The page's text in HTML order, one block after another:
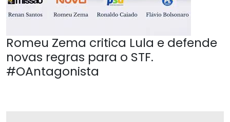
Romeu Zema critica Lula e defende
novas regras para o STF.
#OAntagonista